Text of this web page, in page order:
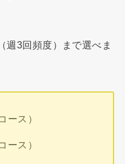
週3回頻度）まで選べま
ース）
ース）